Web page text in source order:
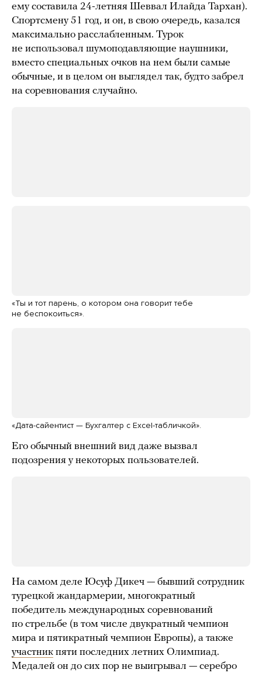
ему составила 24-летняя Шеввал Илайда Тархан).
Спортсмену 51 год, и он, в свою очередь, казался
максимально расслабленным. Турок
не использовал шумоподавляющие наушники,
вместо специальных очков на нем были самые
обычные, и в целом он выглядел так, будто забрел
на соревнования случайно.
«Ты и тот парень, о котором она говорит тебе
не беспокоиться».
«Дата-сайентист — Бухгалтер с Excel-табличкой».
Его обычный внешний вид даже вызвал
подозрения у некоторых пользователей.
На самом деле Юсуф Дикеч — бывший сотрудник
турецкой жандармерии, многократный
победитель международных соревнований
по стрельбе (в том числе двукратный чемпион
мира и пятикратный чемпион Европы), а также
участник пяти последних летних Олимпиад.
Медалей он до сих пор не выигрывал — серебро